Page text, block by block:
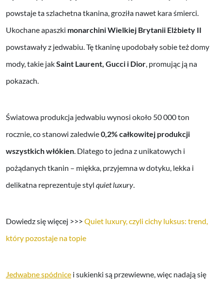
powstaje ta szlachetna tkanina, groziła nawet kara śmierci.
Ukochane apaszki monarchini Wielkiej Brytanii Elżbiety II
powstawały z jedwabiu. Tę tkaninę upodobały sobie też domy
mody, takie jakSaint Laurent, Gucci i Dior, promując ją na
pokazach.
Światowa produkcja jedwabiu wynosi około 50 000 ton
rocznie, co stanowi zaledwie0,2% całkowitej produkcji
wszystkich włókien. Dlatego to jedna z unikatowych i
pożądanych tkanin – miękka, przyjemna w dotyku, lekka i
delikatna reprezentuje styl quiet luxury.
Dowiedz się więcej >>> Quiet luxury, czyli cichy luksus: trend,
który pozostaje na topie
Jedwabne spódnice i sukienki są przewiewne, więc nadają się